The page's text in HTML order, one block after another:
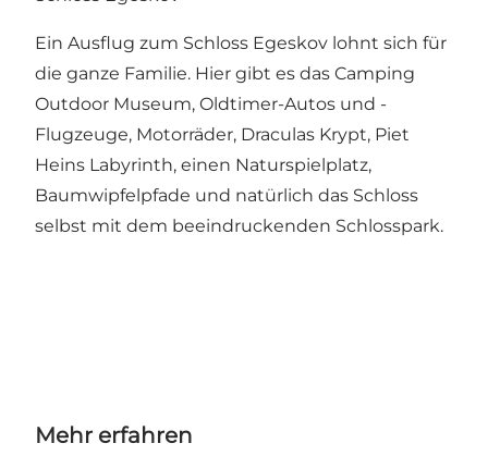
Ein Ausflug zum Schloss Egeskov lohnt sich für
die ganze Familie. Hier gibt es das Camping
Outdoor Museum, Oldtimer-Autos und -
Flugzeuge, Motorräder, Draculas Krypt, Piet
Heins Labyrinth, einen Naturspielplatz,
Baumwipfelpfade und natürlich das Schloss
selbst mit dem beeindruckenden Schlosspark.
Mehr erfahren